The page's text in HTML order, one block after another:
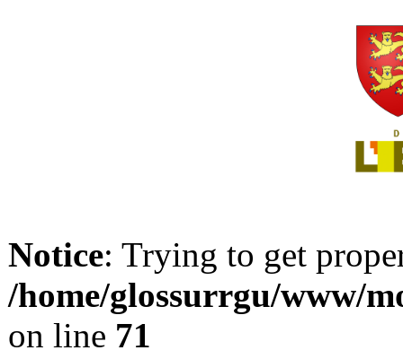
Notice: Trying to get
/home/glossurrgu/www/
on line 71